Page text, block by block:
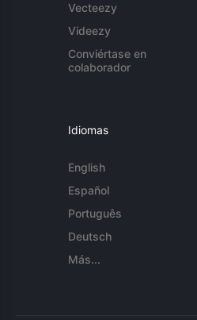
Vecteezy
Videezy
Conviértase en
colaborador
Idiomas
English
Español
Português
Deutsch
Más...